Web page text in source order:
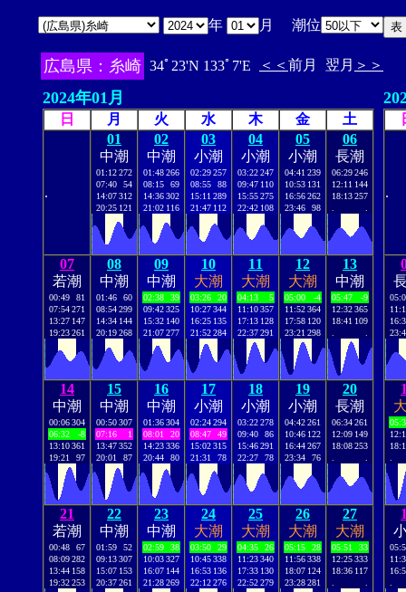
年 月 潮位
広島県：糸崎 34ﾟ23'N 133ﾟ7'E ＜＜ 前月 翌月 ＞＞
2024年01月
日 月 火 水 木 金 土
.
01
中潮
01:12272
07:40
54
14:07312
20:25 121
02
中潮
01:48266
08:15
69
14:36302
21:02 116
03
小潮
02:29257
08:55
88
15:11 289
21:47 112
04
小潮
03:22247
09:47 110
15:55275
22:42 108
05
小潮
04:41 239
10:53 131
16:56262
23:46
98
06
長潮
06:29246
12:11 144
18:13257
07
若潮
00:49
81
07:54271
13:27 147
19:23261
08
中潮
01:46
60
08:54299
14:34 144
20:19268
09
中潮
02:38
39
09:42325
15:32 140
21:07277
10
大潮
03:26
20
10:27344
16:25 135
21:52284
11
大潮
04:13
5
11:10357
17:13 128
22:37291
12
大潮
05:00
-4
11:52364
17:58 120
23:21 298
13
中潮
05:47
-9
12:32365
18:41 109
14
中潮
00:06304
06:32
-8
13:10361
19:21
97
15
中潮
00:50307
07:16
1
13:47352
20:01
87
16
中潮
01:36304
08:01
20
14:23336
20:44
80
17
小潮
02:24294
08:47
49
15:02315
21:31
78
18
小潮
03:22278
09:40
86
15:46291
22:27
78
19
小潮
04:42261
10:46 122
16:44267
23:34
76
20
長潮
06:34261
12:09 149
18:08253
21
若潮
00:48
67
08:09282
13:44 158
19:32253
22
中潮
01:59
52
09:13307
15:07 153
20:37261
23
中潮
02:59
38
10:03327
16:07 144
21:28269
24
大潮
03:50
29
10:45338
16:53 136
22:12276
25
大潮
04:35
26
11:23340
17:33 130
22:52279
26
大潮
05:15
28
11:56338
18:07 124
23:28281
27
大潮
05:51
33
12:25333
18:36 117
.